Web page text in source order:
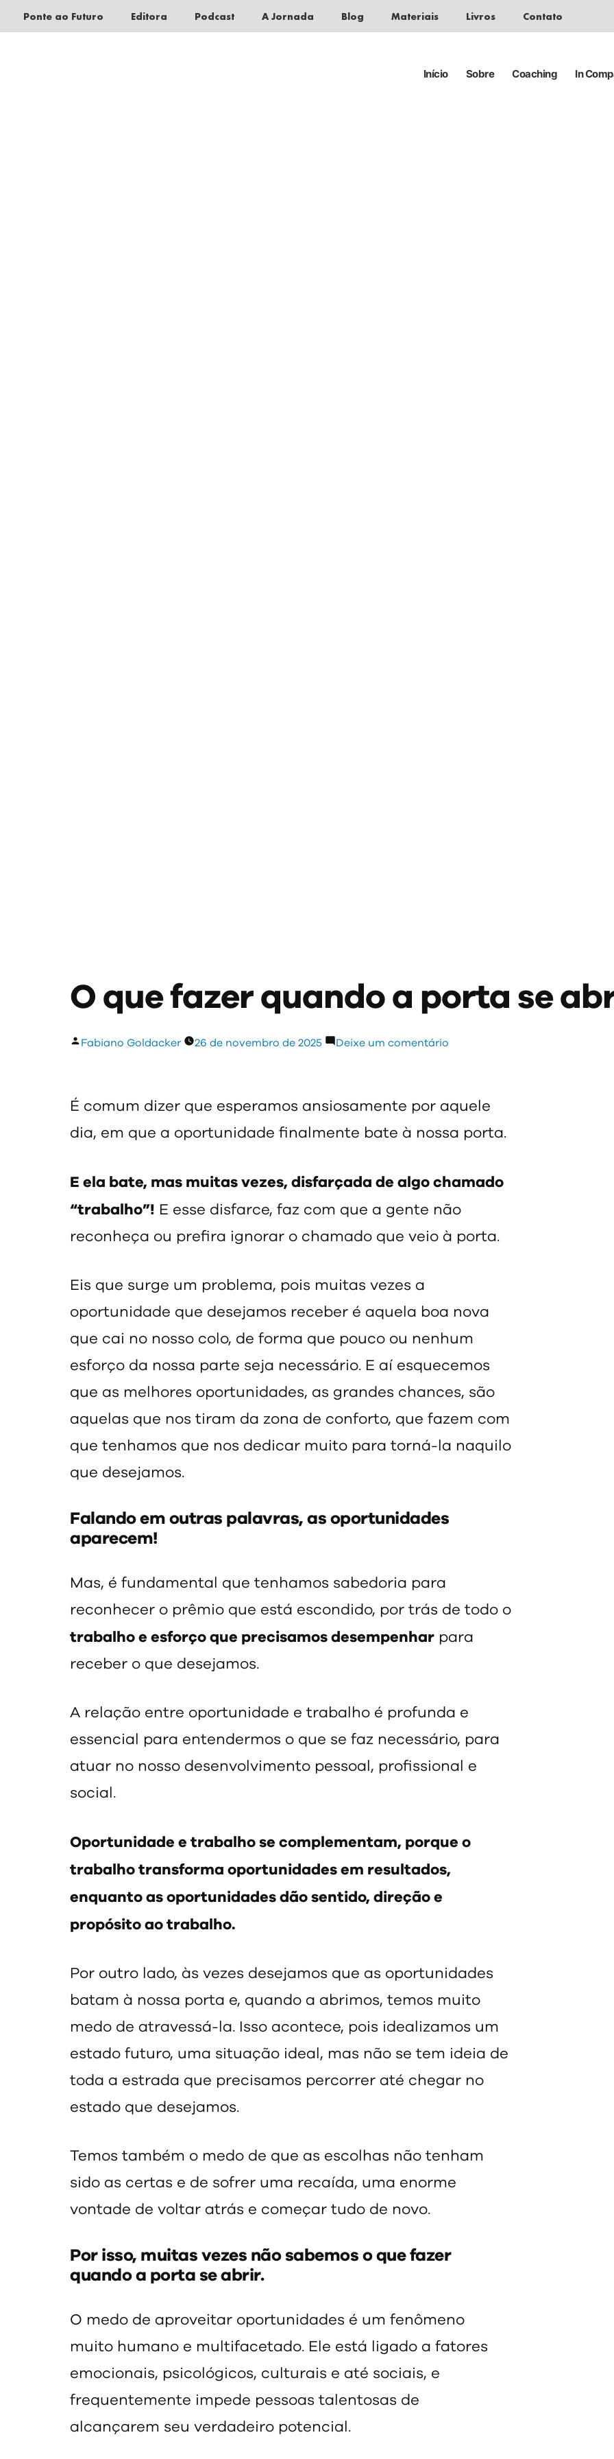
Ponte ao Futuro Editora Podcast A Jornada Blog Materiais Livros Contato
Início Sobre Coaching In
O que fazer quando a porta se
Publicado
Fabiano Goldacker 26 de novembro de 2025 Deixe um comentário
a
É comum dizer que esperamos ansiosamente por aquele
dia, em que a oportunidade finalmente bate à nossa porta.
E ela bate, mas muitas vezes, disfarçada de algo chamado
“trabalho”! E esse disfarce, faz com que a gente não
reconheça ou prefira ignorar o chamado que veio à porta.
Eis que surge um problema, pois muitas vezes a
oportunidade que desejamos receber é aquela boa nova
que cai no nosso colo, de forma que pouco ou nenhum
esforço da nossa parte seja necessário. E aí esquecemos
que as melhores oportunidades, as grandes chances, são
aquelas que nos tiram da zona de conforto, que fazem com
que tenhamos que nos dedicar muito para torná-la naquilo
que desejamos.
Falando em outras palavras, as oportunidades
aparecem!
Mas, é fundamental que tenhamos sabedoria para
reconhecer o prêmio que está escondido, por trás de todo o
trabalho e esforço que precisamos desempenhar para
receber o que desejamos.
A relação entre oportunidade e trabalho é profunda e
essencial para entendermos o que se faz necessário, para
atuar no nosso desenvolvimento pessoal, profissional e
social.
Oportunidade e trabalho se complementam, porque o
trabalho transforma oportunidades em resultados,
enquanto as oportunidades dão sentido, direção e
propósito ao trabalho.
Por outro lado, às vezes desejamos que as oportunidades
batam à nossa porta e, quando a abrimos, temos muito
medo de atravessá-la. Isso acontece, pois idealizamos um
estado futuro, uma situação ideal, mas não se tem ideia de
toda a estrada que precisamos percorrer até chegar no
estado que desejamos.
Temos também o medo de que as escolhas não tenham
sido as certas e de sofrer uma recaída, uma enorme
vontade de voltar atrás e começar tudo de novo.
Por isso, muitas vezes não sabemos o que fazer
quando a porta se abrir.
O medo de aproveitar oportunidades é um fenômeno
muito humano e multifacetado. Ele está ligado a fatores
emocionais, psicológicos, culturais e até sociais, e
frequentemente impede pessoas talentosas de
alcançarem seu verdadeiro potencial.